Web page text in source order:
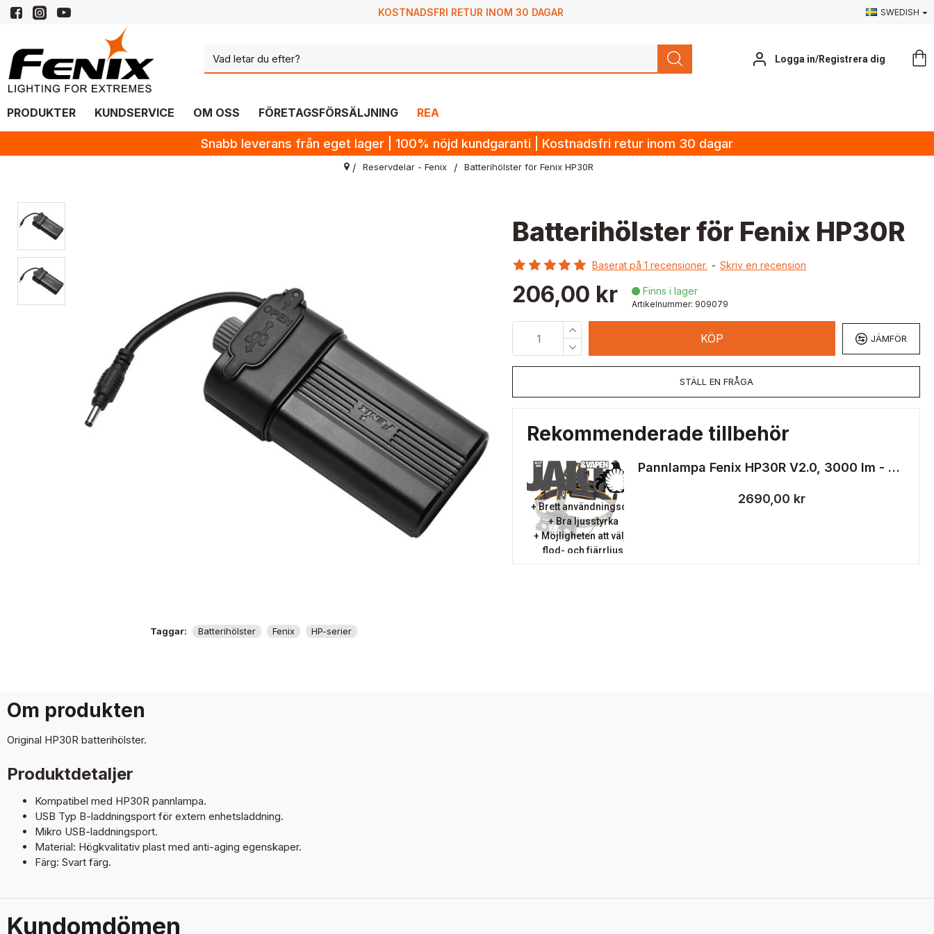
KOSTNADSFRI RETUR INOM 30 DAGAR SWEDISH
Logga in/Registrera dig
PRODUKTER KUNDSERVICE OM OSS FÖRETAGSFÖRSÄLJNING REA
Snabb leverans från eget lager | 100% nöjd kundgaranti | Kostnadsfri retur inom 30 dagar
Reservdelar - Fenix Batterihölster för Fenix HP30R
Taggar: Batterihölster Fenix HP-serier
Batterihölster för Fenix HP30R
Baserat på 1 recensioner. - Skriv en recension
206,00 kr  Finns i lager
Artikelnummer: 909079
KÖP JÄMFÖR
STÄLL EN FRÅGA
Rekommenderade tillbehör
+ Brett användningsområde
+ Bra ljusstyrka
+ Möjligheten att välja
flod- och fjärrljus
Pannlampa Fenix HP30R V2.0, 3000 lm - UTGÅTT
2690,00 kr
Om produkten
Original HP30R batterihölster.
Produktdetaljer
Kompatibel med HP30R pannlampa.
USB Typ B-laddningsport för extern enhetsladdning.
Mikro USB-laddningsport.
Material: Högkvalitativ plast med anti-aging egenskaper.
Färg: Svart färg.
Kundomdömen